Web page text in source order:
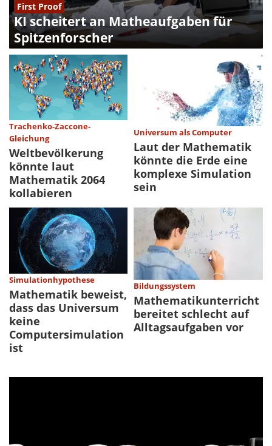
First Proof
KI scheitert an Matheaufgaben für
Spitzenforscher
Trachenko-Zaccone-
Gleichung
Weltbevölkerung
könnte laut
Mathematik 2064
kollabieren
Universum als Computer
Laut der Mathematik
könnte die Erde eine
komplexe Simulation
sein
Simulationhypothese
Mathematik beweist,
dass das Universum
keine
Computersimulation
ist
Bildungssystem
Mathematikunterricht
bereitet schlecht auf
Alltagsaufgaben vor